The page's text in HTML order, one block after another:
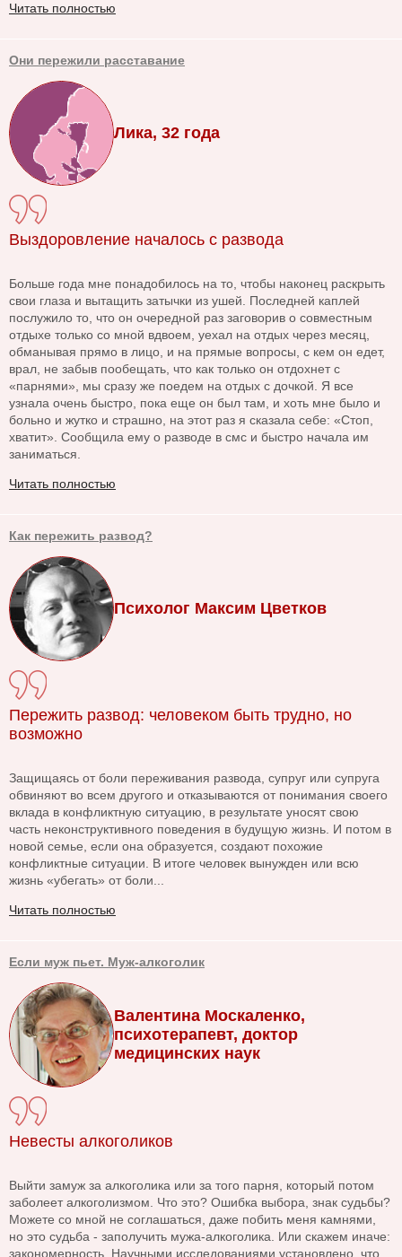
Читать полностью
Они пережили расставание
Лика, 32 года
Выздоровление началось с развода
Больше года мне понадобилось на то, чтобы наконец раскрыть
свои глаза и вытащить затычки из ушей. Последней каплей
послужило то, что он очередной раз заговорив о совместным
отдыхе только со мной вдвоем, уехал на отдых через месяц,
обманывая прямо в лицо, и на прямые вопросы, с кем он едет,
врал, не забыв пообещать, что как только он отдохнет с
«парнями», мы сразу же поедем на отдых с дочкой. Я все
узнала очень быстро, пока еще он был там, и хоть мне было и
больно и жутко и страшно, на этот раз я сказала себе: «Стоп,
хватит». Сообщила ему о разводе в смс и быстро начала им
заниматься.
Читать полностью
Как пережить развод?
Психолог Максим Цветков
Пережить развод: человеком быть трудно, но
возможно
Защищаясь от боли переживания развода, супруг или супруга
обвиняют во всем другого и отказываются от понимания своего
вклада в конфликтную ситуацию, в результате уносят свою
часть неконструктивного поведения в будущую жизнь. И потом в
новой семье, если она образуется, создают похожие
конфликтные ситуации. В итоге человек вынужден или всю
жизнь «убегать» от боли...
Читать полностью
Если муж пьет. Муж-алкоголик
Валентина Москаленко,
психотерапевт, доктор
медицинских наук
Невесты алкоголиков
Выйти замуж за алкоголика или за того парня, который потом
заболеет алкоголизмом. Что это? Ошибка выбора, знак судьбы?
Можете со мной не соглашаться, даже побить меня камнями,
но это судьба - заполучить мужа-алкоголика. Или скажем иначе:
закономерность. Научными исследованиями установлено, что